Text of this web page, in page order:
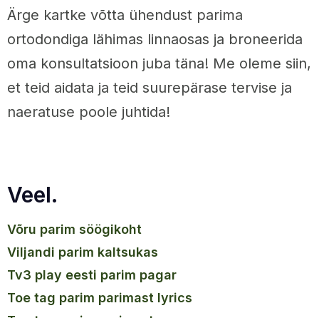
Ärge kartke võtta ühendust parima
ortodondiga lähimas linnaosas ja broneerida
oma konsultatsioon juba täna! Me oleme siin,
et teid aidata ja teid suurepärase tervise ja
naeratuse poole juhtida!
Veel.
võru parim söögikoht
viljandi parim kaltsukas
tv3 play eesti parim pagar
toe tag parim parimast lyrics